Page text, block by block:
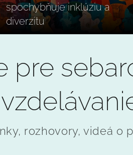
spochybňuje inklúziu a
diverzitu
pre
rozhovory, videá o